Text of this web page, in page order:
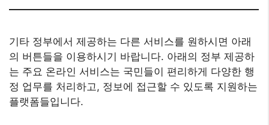
기타 정부에서 제공하는 다른 서비스를 원하시면 아래
의 버튼들을 이용하시기 바랍니다. 아래의 정부 제공하
는 주요 온라인 서비스는 국민들이 편리하게 다양한 행
정 업무를 처리하고, 정보에 접근할 수 있도록 지원하는
플랫폼들입니다.